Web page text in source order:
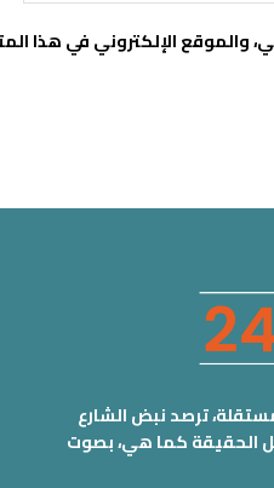
والموقع الإلكتروني في هذا
ترصد نبض الشارع
الحقيقة كما هي، بصوت